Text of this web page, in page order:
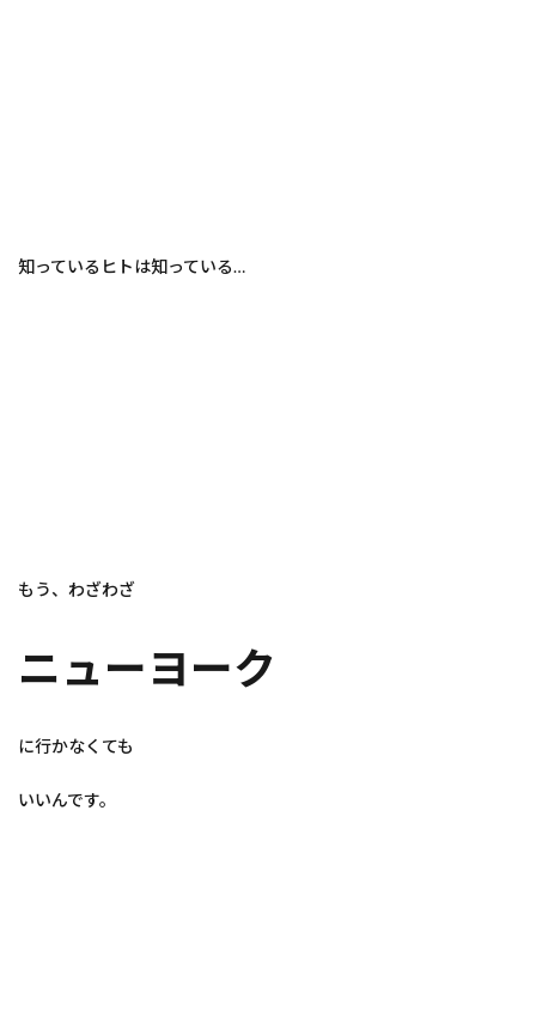
知っているヒトは知っている…
もう、わざわざ
ニューヨーク
に行かなくても
いいんです。